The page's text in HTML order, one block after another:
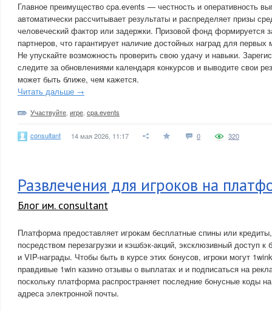
Главное преимущество cpa.events — честность и оперативность
автоматически рассчитывает результаты и распределяет призы
человеческий фактор или задержки. Призовой фонд формируется
партнеров, что гарантирует наличие достойных наград для первых
Не упускайте возможность проверить свою удачу и навыки.
следите за обновлениями календаря конкурсов и выводите свои
может быть ближе, чем кажется.
Читать дальше →
Участвуйте игре cpa.events
consultant 14 мая 2026, 11:17 0 320
Развлечения для игроков на
Блог им. consultant
Платформа предоставляет игрокам бесплатные спины или
посредством перезагрузки и кэшбэк-акций, эксклюзивный доступ к
и VIP-награды. Чтобы быть в курсе этих бонусов, игроки могут
правдивые 1win казино отзывы о выплатах и и подписаться на
поскольку платформа распространяет последние бонусные коды
адреса электронной почты.